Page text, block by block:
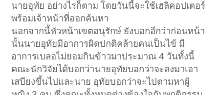
นายอุทัย อย่างไรก็ตาม โดยวันนี้จะใช้เฮลิคอปเตอร์
พร้อมเจ้าหน้าที่ออกค้นหา
นอกจากนี้หัวหน้าเขตอนุรักษ์ ยังบอกอีกว่าก่อนหน้า
นั้นนายอุทัยมีอาการผิดปกติคล้ายคนเป็นไข้ มี
อาการเบลอไม่ยอมกินข้าวมาประมาณ 4 วันทั้งนี้
คณะนักวิจัยได้บอกว่านายอุทัยบอกว่าจะลงมาเอา
เสบียงขึ้นไปและนาย อุทัยบอกว่าจะไปตามหาผู้